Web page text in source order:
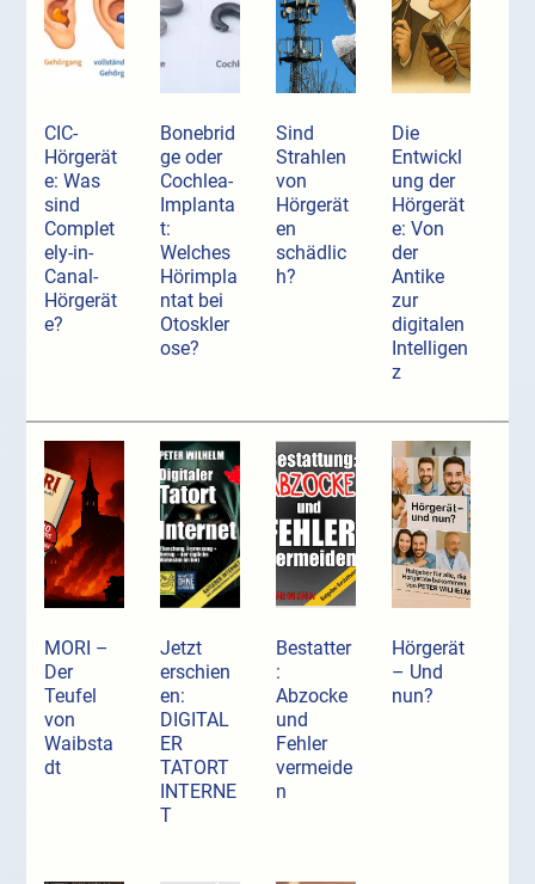
CIC-
Hörgerät
e: Was
sind
Complet
ely-in-
Canal-
Hörgerät
e?
Bonebrid
ge oder
Cochlea-
Implanta
t:
Welches
Hörimpla
ntat bei
Otoskler
ose?
Sind
Strahlen
von
Hörgerät
en
schädlic
h?
Die
Entwickl
ung der
Hörgerät
e: Von
der
Antike
zur
digitalen
Intelligen
z
MORI –
Der
Teufel
von
Waibsta
dt
Jetzt
erschien
en:
DIGITAL
ER
TATORT
INTERNE
T
Bestatter
:
Abzocke
und
Fehler
vermeide
n
Hörgerät
– Und
nun?